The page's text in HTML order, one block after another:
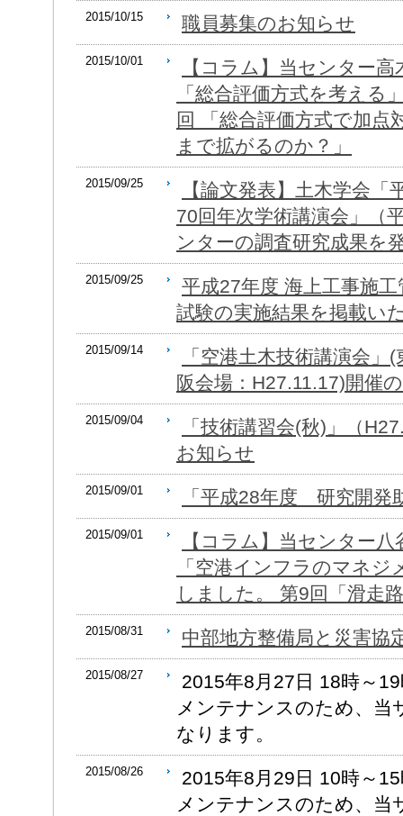
2015/10/15 職員募集のお知らせ
2015/10/01
【コラム】当センター
「総合評価方式を考える
回 「総合評価方式で加点
まで拡がるのか？」
2015/09/25
【論文発表】土木学会
70回年次学術講演会」（
ンターの調査研究成果を
2015/09/25
平成27年度 海上工事施
試験の実施結果を掲載い
2015/09/14
「空港土木技術講演会
阪会場：H27.11.17)開催
2015/09/04
「技術講習会(秋)」（
お知らせ
2015/09/01 「平成28年度 研究開発
2015/09/01
【コラム】当センター
「空港インフラのマネ
しました。 第9回「滑走
2015/08/31 中部地方整備局と災害協
2015/08/27
2015年8月27日 18時～
メンテナンスのため、当
なります。
2015/08/26
2015年8月29日 10時～
メンテナンスのため、当